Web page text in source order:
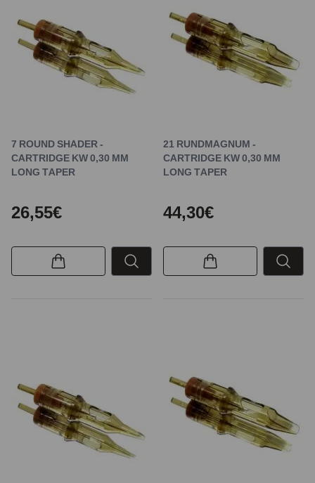
7 ROUND SHADER -
CARTRIDGE KW 0,30 MM
LONG TAPER
26,55€
21 RUNDMAGNUM -
CARTRIDGE KW 0,30 MM
LONG TAPER
44,30€